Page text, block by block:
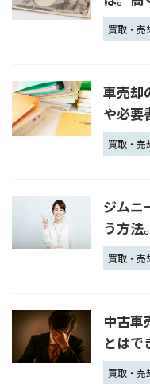
買取・売
車売却
や必要
買取・売
ジムニ
う方法
買取・売
中古車
とはで
買取・売